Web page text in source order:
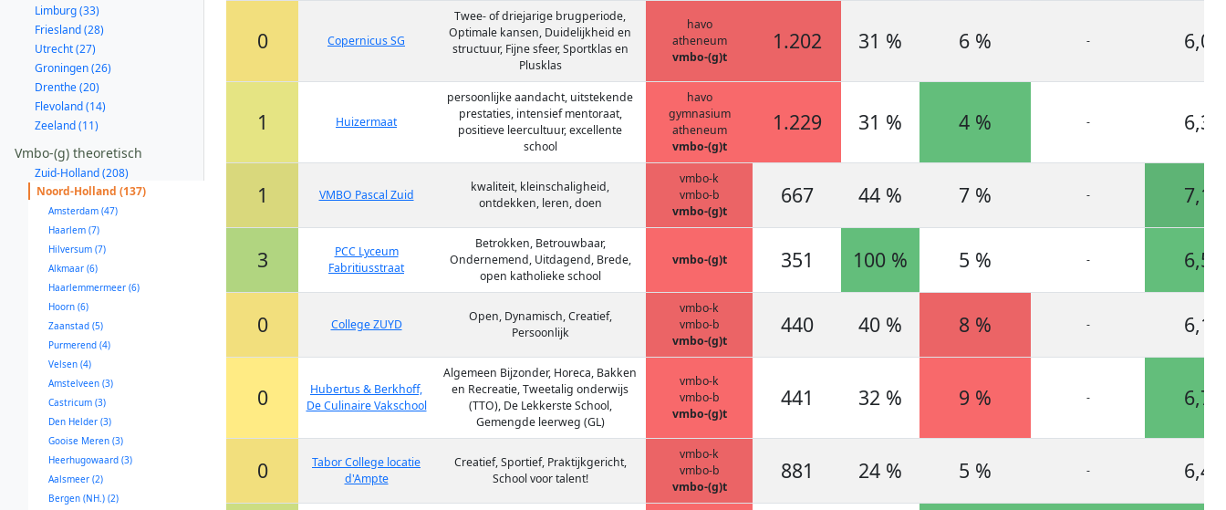
Limburg (33)
Friesland (28)
Utrecht (27)
Groningen (26)
Drenthe (20)
Flevoland (14)
Zeeland (11)
Vmbo-(g) theoretisch
Zuid-Holland (208)
Noord-Holland (137)
Amsterdam (47)
Haarlem (7)
Hilversum (7)
Alkmaar (6)
Haarlemmermeer (6)
Hoorn (6)
Zaanstad (5)
Purmerend (4)
Velsen (4)
Amstelveen (3)
Castricum (3)
Den Helder (3)
Gooise Meren (3)
Heerhugowaard (3)
Aalsmeer (2)
Bergen (NH.) (2)
0 Copernicus SG
Twee- of driejarige brugperiode,
Optimale kansen, Duidelijkheid en
structuur, Fijne sfeer, Sportklas en
Plusklas
havo
atheneum
vmbo-(g)t
1.202 31 % 6 % - 6,0
1 Huizermaat
persoonlijke aandacht, uitstekende
prestaties, intensief mentoraat,
positieve leercultuur, excellente
school
havo
gymnasium
atheneum
vmbo-(g)t
1.229 31 % 4 % - 6,3
1 VMBO Pascal Zuid
kwaliteit, kleinschaligheid,
ontdekken, leren, doen
vmbo-k
vmbo-b
vmbo-(g)t
667 44 % 7 % - 7,1
3
PCC Lyceum
Fabritiusstraat
Betrokken, Betrouwbaar,
Ondernemend, Uitdagend, Brede,
open katholieke school
vmbo-(g)t 351 100 % 5 % - 6,5
0 College ZUYD
Open, Dynamisch, Creatief,
Persoonlijk
vmbo-k
vmbo-b
vmbo-(g)t
440 40 % 8 % - 6,1
0
Hubertus & Berkhoff,
De Culinaire Vakschool
Algemeen Bijzonder, Horeca, Bakken
en Recreatie, Tweetalig onderwijs
(TTO), De Lekkerste School,
Gemengde leerweg (GL)
vmbo-k
vmbo-b
vmbo-(g)t
441 32 % 9 % - 6,7
0
Tabor College locatie
d'Ampte
Creatief, Sportief, Praktijkgericht,
School voor talent!
vmbo-k
vmbo-b
vmbo-(g)t
881 24 % 5 % - 6,4